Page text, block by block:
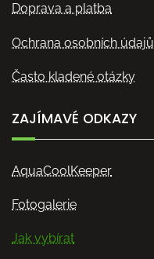
Doprava a platba
Ochrana osobních údajů
Často kladené otázky
ZAJÍMAVÉ ODKAZY
AquaCoolKeeper
Fotogalerie
Jak vybírat